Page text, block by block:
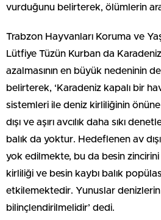
vurduğunu belirterek, ölümlerin
Trabzon Hayvanları Koruma ve
Lütfiye Tüzün Kurban da
azalmasının en büyük nedeninin
belirterek, ‘Karadeniz kapalı bir
sistemleri ile deniz kirliliğinin
dışı ve aşırı avcılık daha sıkı
balık da yoktur. Hedeflenen av
yok edilmekte, bu da besin
kirliliği ve besin kaybı balık
etkilemektedir. Yunuslar denizlerin
bilinçlendirilmelidir’ dedi.